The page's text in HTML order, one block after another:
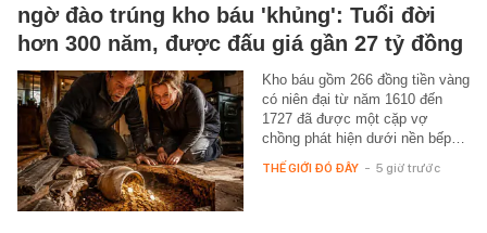
ngờ đào trúng kho báu 'khủng': Tuổi đời
hơn 300 năm, được đấu giá gần 27 tỷ đồng
Kho báu gồm 266 đồng tiền vàng
có niên đại từ năm 1610 đến
1727 đã được một cặp vợ
chồng phát hiện dưới nền bếp…
THẾ GIỚI ĐÓ ĐÂY - 5 giờ trước